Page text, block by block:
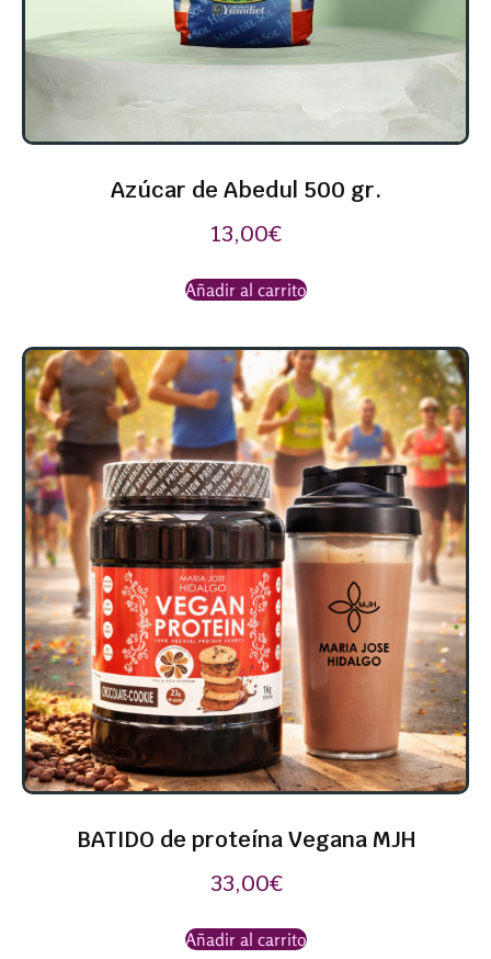
Azúcar de Abedul 500 gr.
13,00€
Añadir al carrito
BATIDO de proteína Vegana MJH
33,00€
Añadir al carrito